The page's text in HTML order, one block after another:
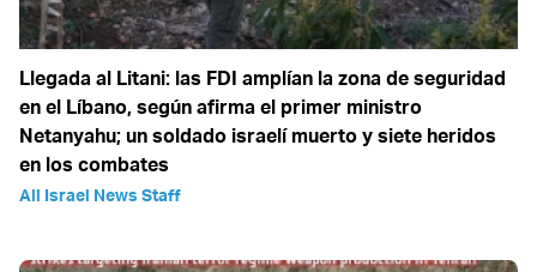
Llegada al Litani: las FDI amplían la zona de seguridad
en el Líbano, según afirma el primer ministro
Netanyahu; un soldado israelí muerto y siete heridos
en los combates
All Israel News Staff